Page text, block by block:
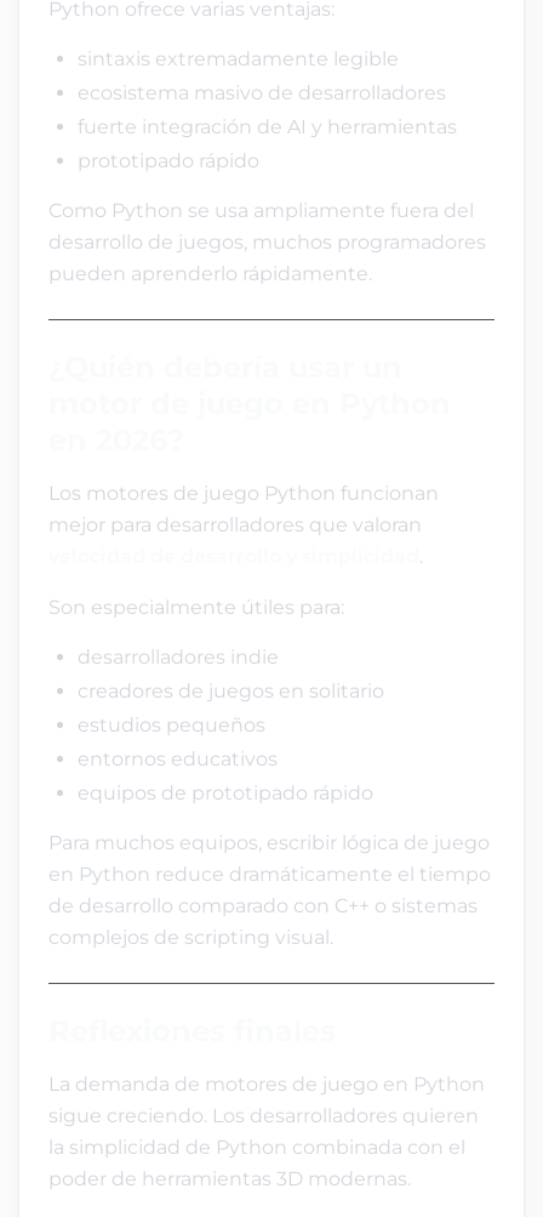
Python ofrece varias ventajas:
sintaxis extremadamente legible
ecosistema masivo de desarrolladores
fuerte integración de AI y herramientas
prototipado rápido
Como Python se usa ampliamente fuera del
desarrollo de juegos, muchos programadores
pueden aprenderlo rápidamente.
Los motores de juego Python funcionan
mejor para desarrolladores que valoran
.
Son especialmente útiles para:
desarrolladores indie
creadores de juegos en solitario
estudios pequeños
entornos educativos
equipos de prototipado rápido
Para muchos equipos, escribir lógica de juego
en Python reduce dramáticamente el tiempo
de desarrollo comparado con C++ o sistemas
complejos de scripting visual.
La demanda de motores de juego en Python
sigue creciendo. Los desarrolladores quieren
la simplicidad de Python combinada con el
poder de herramientas 3D modernas.